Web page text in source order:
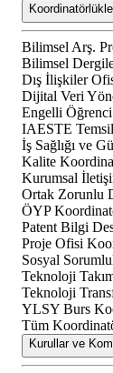
Bilimsel Arş.
Bilimsel
Dış İlişkiler
Dijital Veri
Engelli
IAESTE
İş Sağlığı ve
Kalite
Kurumsal
Ortak Zorunlu
ÖYP
Patent Bilgi
Proje Ofisi
Sosyal
Teknoloji
Teknoloji
YLSY Burs
Tüm
Kurullar ve